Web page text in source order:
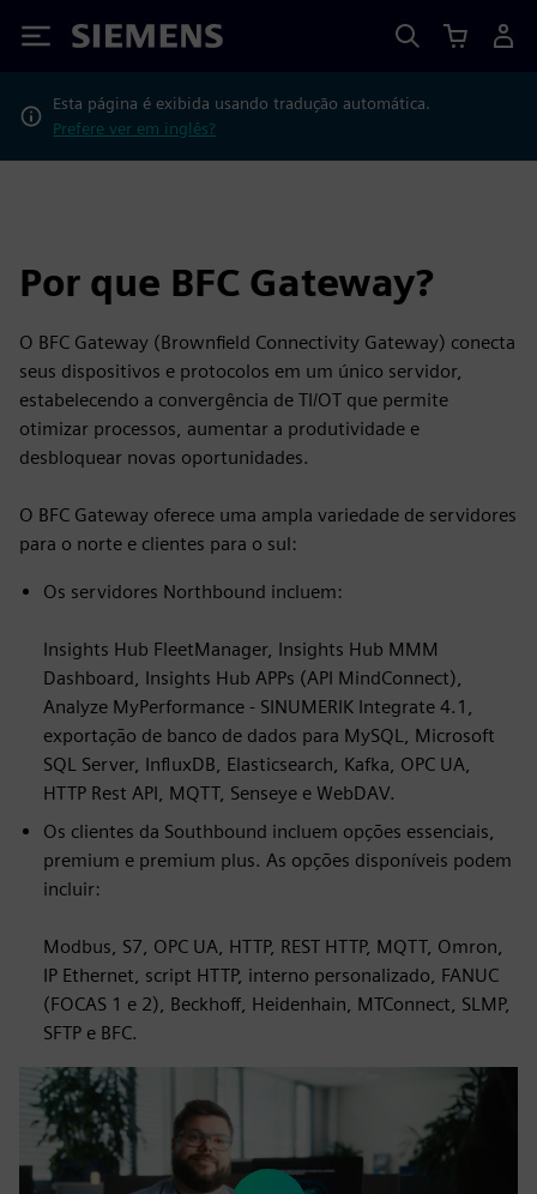
Siemens
Esta página é exibida usando tradução automática.
Prefere ver em inglês?
Por que BFC Gateway?
O BFC Gateway (Brownfield Connectivity Gateway) conecta
seus dispositivos e protocolos em um único servidor,
estabelecendo a convergência de TI/OT que permite
otimizar processos, aumentar a produtividade e
desbloquear novas oportunidades.
O BFC Gateway oferece uma ampla variedade de servidores
para o norte e clientes para o sul:
Os servidores Northbound incluem:
Insights Hub FleetManager, Insights Hub MMM
Dashboard, Insights Hub APPs (API MindConnect),
Analyze MyPerformance - SINUMERIK Integrate 4.1,
exportação de banco de dados para MySQL, Microsoft
SQL Server, InfluxDB, Elasticsearch, Kafka, OPC UA,
HTTP Rest API, MQTT, Senseye e WebDAV.
Os clientes da Southbound incluem opções essenciais,
premium e premium plus. As opções disponíveis podem
incluir:
Modbus, S7, OPC UA, HTTP, REST HTTP, MQTT, Omron,
IP Ethernet, script HTTP, interno personalizado, FANUC
(FOCAS 1 e 2), Beckhoff, Heidenhain, MTConnect, SLMP,
SFTP e BFC.